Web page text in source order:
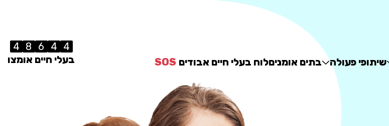
שיתופי פעולה בתים אומניםלוח בעלי חיים אבודים SOS
4
4
6
8
4
בעלי חיים אומצו